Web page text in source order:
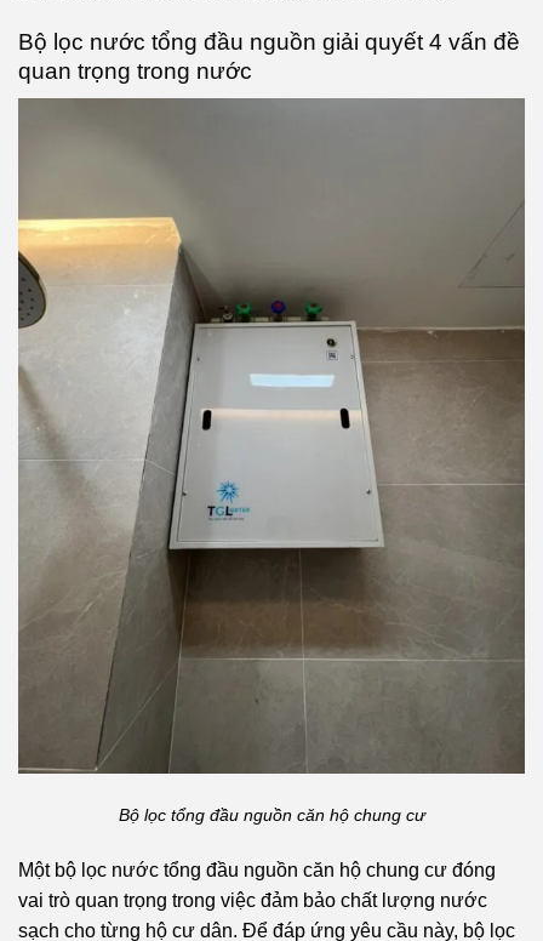
Bộ lọc nước tổng đầu nguồn giải quyết 4 vấn đề
quan trọng trong nước
Bộ lọc tổng đầu nguồn căn hộ chung cư
Một bộ lọc nước tổng đầu nguồn căn hộ chung cư đóng
vai trò quan trọng trong việc đảm bảo chất lượng nước
sạch cho từng hộ cư dân. Để đáp ứng yêu cầu này, bộ lọc